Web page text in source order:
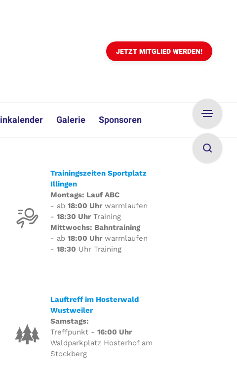
JETZT MITGLIED WERDEN!
Galerie Sponsoren
Trainingszeiten Sportplatz
Illingen
Montags: Lauf ABC
- ab 18:00 Uhrwarmlaufen
- 18:30 UhrTraining
Mittwochs: Bahntraining
- ab 18:00 Uhrwarmlaufen
- 18:30 Uhr Training
Lauftreff im Hosterwald
Wustweiler
Samstags:
Treffpunkt - 16:00 Uhr
Waldparkplatz Hosterhof am
Stockberg